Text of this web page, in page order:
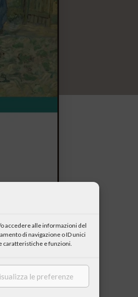
accedere alle informazioni del
di navigazione o ID unici
caratteristiche e funzioni.
le preferenze